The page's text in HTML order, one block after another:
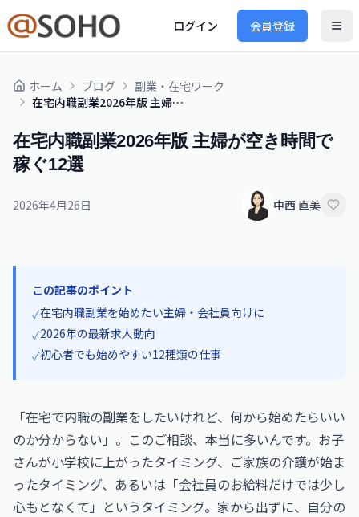
ログイン 会員登録
ホーム ブログ
副業・在宅ワーク
在宅内職副業2026年版 主婦が空き時間で稼ぐ12選
在宅内職副業2026年版 主婦が空き時間で
稼ぐ12選
2026年4月26日 中西 直美
この記事のポイント
✓在宅内職副業を始めたい主婦・会社員向けに
✓2026年の最新求人動向
✓初心者でも始めやすい12種類の仕事
「在宅で内職の副業をしたいけれど、何から始めたらいい
のか分からない」。このご相談、本当に多いんです。お子
さんが小学校に上がったタイミング、ご家族の介護が始ま
ったタイミング、あるいは「会社員のお給料だけでは少し
心もとなくて」というタイミング。家から出ずに、自分の